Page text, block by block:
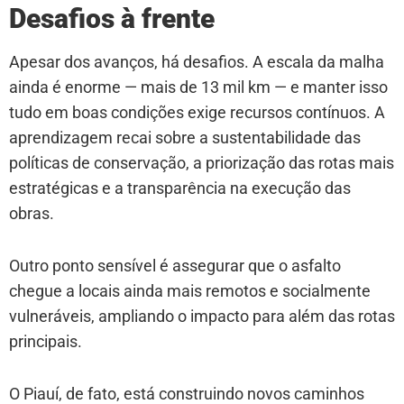
Desafios à frente
Apesar dos avanços, há desafios. A escala da malha
ainda é enorme — mais de 13 mil km — e manter isso
tudo em boas condições exige recursos contínuos. A
aprendizagem recai sobre a sustentabilidade das
políticas de conservação, a priorização das rotas mais
estratégicas e a transparência na execução das
obras.
Outro ponto sensível é assegurar que o asfalto
chegue a locais ainda mais remotos e socialmente
vulneráveis, ampliando o impacto para além das rotas
principais.
O Piauí, de fato, está construindo novos caminhos